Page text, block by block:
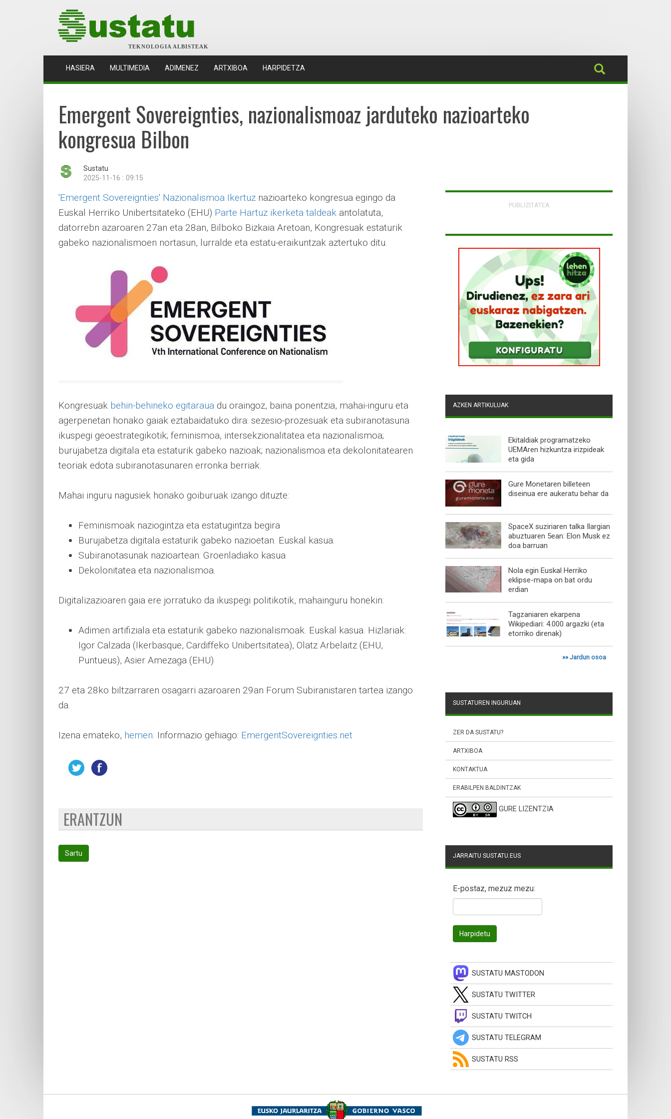
TEKNOLOGIA ALBISTEAK
HASIERA (CURRENT)
MULTIMEDIA ADIMENEZ ARTXIBOA HARPIDETZA
Emergent Sovereignties, nazionalismoaz jarduteko nazioarteko
kongresua Bilbon
Sustatu
2025-11-16 : 09:15
'Emergent Sovereignties' Nazionalismoa Ikertuz nazioarteko kongresua egingo da
Euskal Herriko Unibertsitateko (EHU) Parte Hartuz ikerketa taldeak antolatuta,
datorrebn azaroaren 27an eta 28an, Bilboko Bizkaia Aretoan, Kongresuak estaturik
gabeko nazionalismoen nortasun, lurralde eta estatu-eraikuntzak aztertuko ditu.
Kongresuak behin-behineko egitaraua du oraingoz, baina ponentzia, mahai-inguru eta
agerpenetan honako gaiak eztabaidatuko dira: sezesio-prozesuak eta subiranotasuna
ikuspegi geoestrategikotik; feminismoa, intersekzionalitatea eta nazionalismoa;
burujabetza digitala eta estaturik gabeko nazioak; nazionalismoa eta dekolonitatearen
teoriak edota subiranotasunaren erronka berriak.
Mahai inguru nagusiek honako goiburuak izango dituzte:
Feminismoak naziogintza eta estatugintza begira
Burujabetza digitala estaturik gabeko nazioetan. Euskal kasua.
Subiranotasunak nazioartean: Groenladiako kasua
Dekolonitatea eta nazionalismoa.
Digitalizazioaren gaia ere jorratuko da ikuspegi politikotik, mahainguru honekin:
Adimen artifiziala eta estaturik gabeko nazionalismoak. Euskal kasua. Hizlariak:
Igor Calzada (Ikerbasque, Cardiffeko Unibertsitatea), Olatz Arbelaitz (EHU,
Puntueus), Asier Amezaga (EHU)
27 eta 28ko biltzarraren osagarri azaroaren 29an Forum Subiranistaren tartea izango
da.
Izena emateko, hemen. Informazio gehiago: EmergentSovereignties.net
ERANTZUN
Sartu
PUBLIZITATEA
AZKEN ARTIKULUAK
Ekitaldiak programatzeko
UEMAren hizkuntza irizpideak
eta gida
Gure Monetaren billeteen
diseinua ere aukeratu behar da
SpaceX suziriaren talka Ilargian
abuztuaren 5ean: Elon Musk ez
doa barruan
Nola egin Euskal Herriko
eklipse-mapa on bat ordu
erdian
Tagzaniaren ekarpena
Wikipediari: 4.000 argazki (eta
etorriko direnak)
»»Jardun osoa
SUSTATUREN INGURUAN
ZER DA SUSTATU?
ARTXIBOA
KONTAKTUA
ERABILPEN BALDINTZAK
GURE LIZENTZIA
JARRAITU SUSTATU.EUS
E-postaz, mezuz mezu:
SUSTATU MASTODON
SUSTATU TWITTER
SUSTATU TWITCH
SUSTATU TELEGRAM
SUSTATU RSS